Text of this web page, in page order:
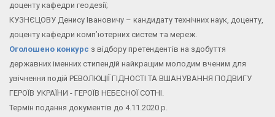
доценту кафедри геодезії;
КУЗНЄЦОВУ Денису Івановичу – кандидату технічних наук, доценту,
доценту кафедри комп’ютерних систем та мереж.
Оголошено конкурс з відбору претендентів на здобуття
державних іменних стипендій найкращим молодим вченим для
увічнення подій РЕВОЛЮЦІЇ ГІДНОСТІ ТА ВШАНУВАННЯ ПОДВИГУ
ГЕРОЇВ УКРАЇНИ - ГЕРОЇВ НЕБЕСНОЇ СОТНІ.
Термін подання документів до 4.11.2020 р.